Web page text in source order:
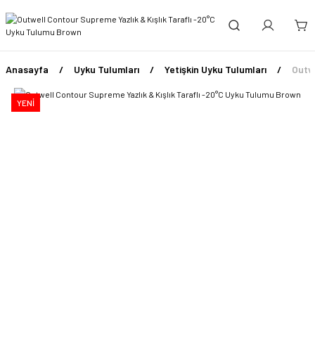
Anasayfa Uyku Tulumları Yetişkin Uyku Tulumları
YENİ